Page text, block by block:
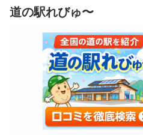
道の駅れびゅ〜